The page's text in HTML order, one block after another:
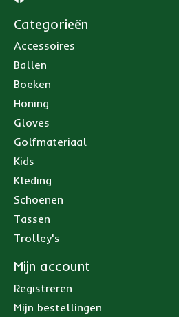
Categorieën
Accessoires
Ballen
Boeken
Honing
Gloves
Golfmateriaal
Kids
Kleding
Schoenen
Tassen
Trolley's
Mijn account
Registreren
Mijn bestellingen